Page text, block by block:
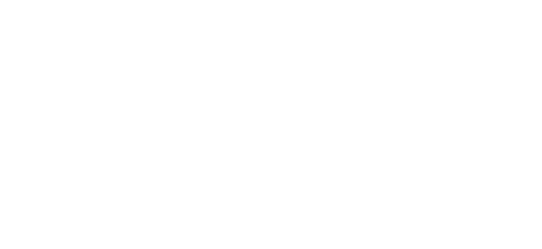
が
ウ
仕